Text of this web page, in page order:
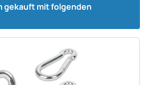
gekauft mit folgenden